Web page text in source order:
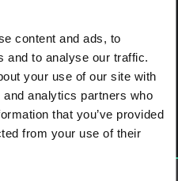
content and ads, to
and to analyse our traffic.
your use of our site with
analytics partners who
that you’ve provided
from your use of their
publier un commentaire.